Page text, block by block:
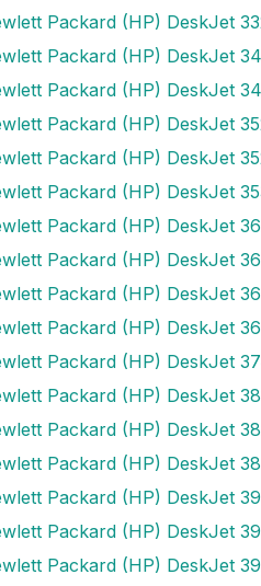
Packard (HP) DeskJet
Packard (HP) DeskJet
Packard (HP) DeskJet
Packard (HP) DeskJet
Packard (HP) DeskJet
Packard (HP) DeskJet
Packard (HP) DeskJet
Packard (HP) DeskJet
Packard (HP) DeskJet
Packard (HP) DeskJet
Packard (HP) DeskJet
Packard (HP) DeskJet
Packard (HP) DeskJet
Packard (HP) DeskJet
Packard (HP) DeskJet
Packard (HP) DeskJet
Packard (HP) DeskJet